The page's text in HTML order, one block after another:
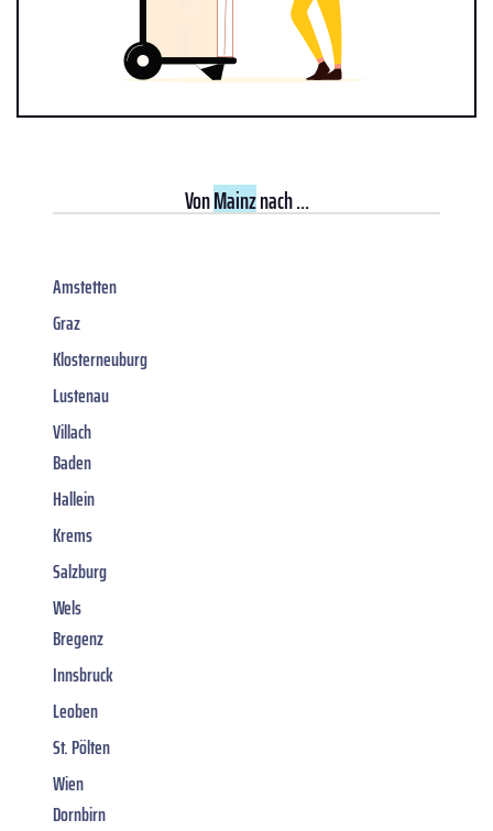
VonMainznach ...
Amstetten
Graz
Klosterneuburg
Lustenau
Villach
Baden
Hallein
Krems
Salzburg
Wels
Bregenz
Innsbruck
Leoben
St. Pölten
Wien
Dornbirn